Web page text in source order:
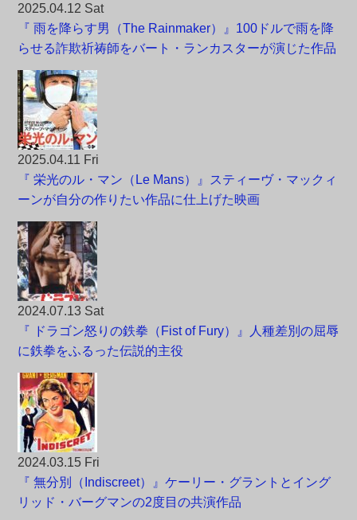
2025.04.12 Sat
『 雨を降らす男（The Rainmaker）』100ドルで雨を降
らせる詐欺祈祷師をバート・ランカスターが演じた作品
2025.04.11 Fri
『 栄光のル・マン（Le Mans）』スティーヴ・マックィ
ーンが自分の作りたい作品に仕上げた映画
2024.07.13 Sat
『 ドラゴン怒りの鉄拳（Fist of Fury）』人種差別の屈辱
に鉄拳をふるった伝説的主役
2024.03.15 Fri
『 無分別（Indiscreet）』ケーリー・グラントとイング
リッド・バーグマンの2度目の共演作品